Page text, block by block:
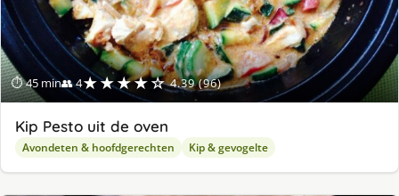
⏱ 45 min👥 4★★★★☆ 4.39 (96)
Kip Pesto uit de oven
Avondeten & hoofdgerechten Kip & gevogelte